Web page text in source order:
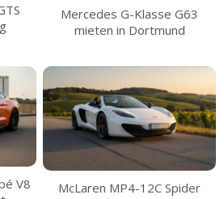
Mercedes G-Klasse G63
mieten in Dortmund
V8
McLaren MP4-12C Spider